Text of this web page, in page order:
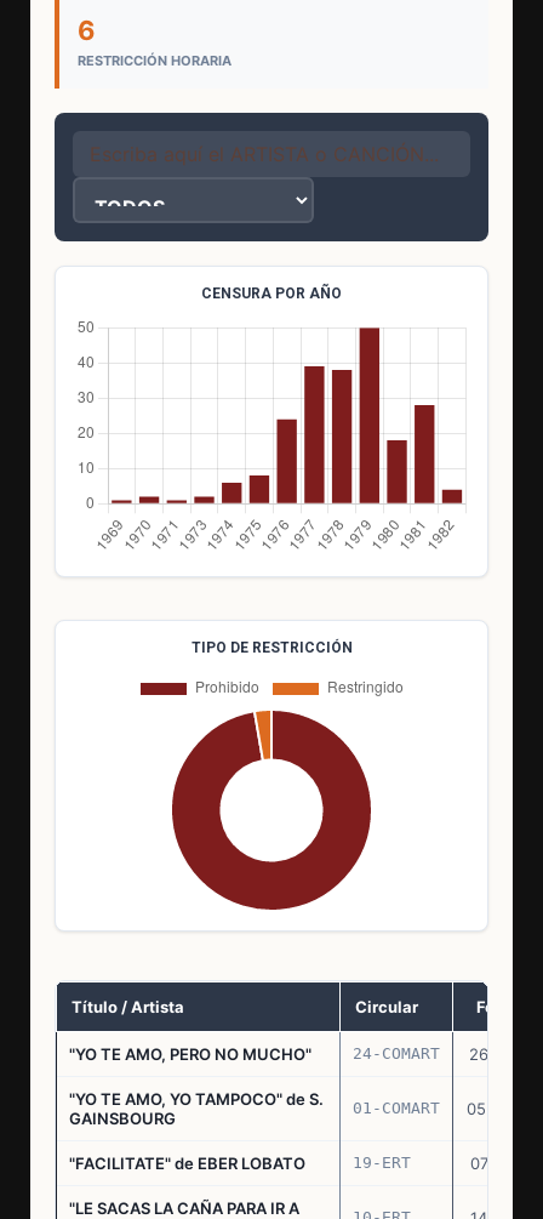
6
RESTRICCIÓN HORARIA
CENSURA POR AÑO
TIPO DE RESTRICCIÓN
Título / Artista Circular Fecha
"YO TE AMO, PERO NO MUCHO" 24-COMART 26.11.69
"YO TE AMO, YO TAMPOCO" de S.
GAINSBOURG
01-COMART 05.02.70
"FACILITATE" de EBER LOBATO 19-ERT 07.10.70
"LE SACAS LA CAÑA PARA IR A